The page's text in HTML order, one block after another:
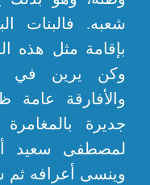
شعبه. فالبنات
بإقامة مثل هذه
وكن يرين في
والأفارقة عامة
جديرة
لمصطفى سعيد
وينسى أعرافه